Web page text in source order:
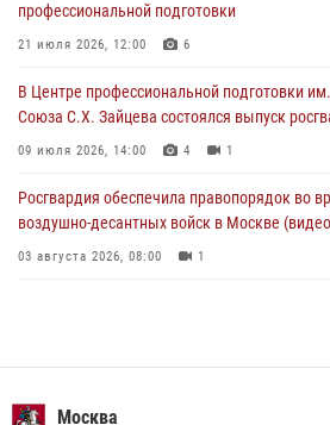
В Главном управлении Росгвардии по
работы подразделений за прошедший месяц
профессиональной подготовки
21 июля 2026, 12:00 6
В Центре профессиональной подготовки
Союза С.Х. Зайцева состоялся выпуск
09 июля 2026, 14:00 4 1
Росгвардия обеспечила правопорядок во
воздушно-десантных войск в Москве
03 августа 2026, 08:00 1
Безопасность футбольного матча в Москве
Москва